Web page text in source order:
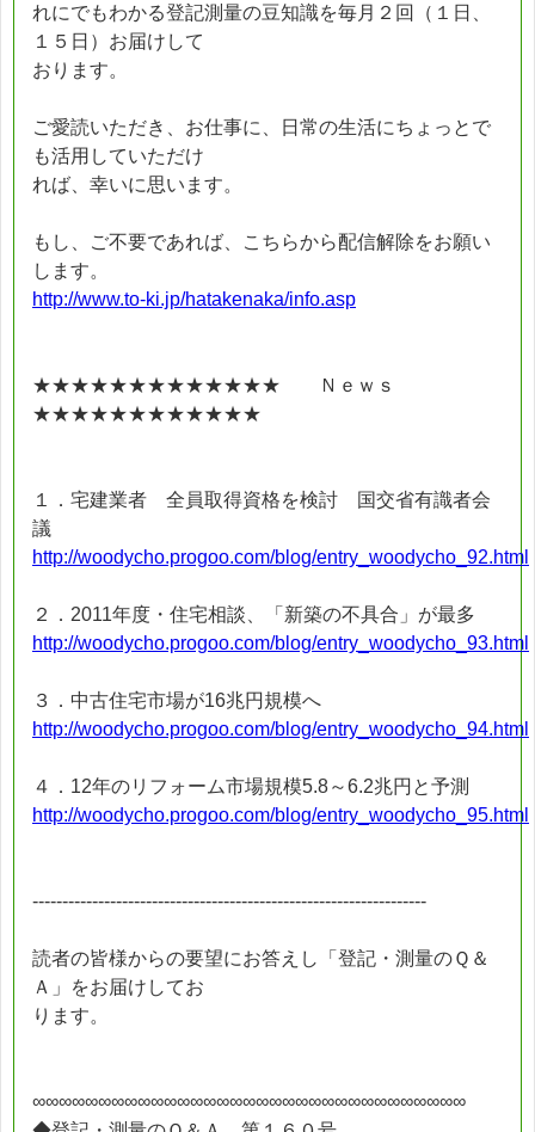
れにでもわかる登記測量の豆知識を毎月２回（１日、
１５日）お届けして
おります。
ご愛読いただき、お仕事に、日常の生活にちょっとで
も活用していただけ
れば、幸いに思います。
もし、ご不要であれば、こちらから配信解除をお願い
します。
http://www.to-ki.jp/hatakenaka/info.asp
★★★★★★★★★★★★★ Ｎｅｗｓ
★★★★★★★★★★★★
１．宅建業者 全員取得資格を検討 国交省有識者会
議
http://woodycho.progoo.com/blog/entry_woodycho_92.html
２．2011年度・住宅相談、「新築の不具合」が最多
http://woodycho.progoo.com/blog/entry_woodycho_93.html
３．中古住宅市場が16兆円規模へ
http://woodycho.progoo.com/blog/entry_woodycho_94.html
４．12年のリフォーム市場規模5.8～6.2兆円と予測
http://woodycho.progoo.com/blog/entry_woodycho_95.html
------------------------------------------------------------------
読者の皆様からの要望にお答えし「登記・測量のＱ＆
Ａ」をお届けしてお
ります。
∞∞∞∞∞∞∞∞∞∞∞∞∞∞∞∞∞∞∞∞∞∞∞∞∞∞∞∞∞∞∞∞∞